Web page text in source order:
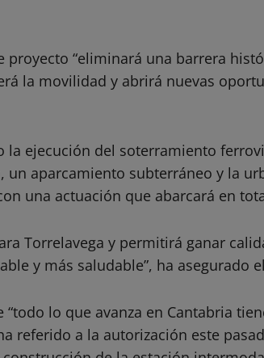
proyecto “eliminará una barrera
la movilidad y abrirá nuevas
la ejecución del soterramiento
un aparcamiento subterráneo y la
una actuación que abarcará en
Torrelavega y permitirá ganar
y más saludable”, ha asegurado
lo que avanza en Cantabria
referido a la autorización este